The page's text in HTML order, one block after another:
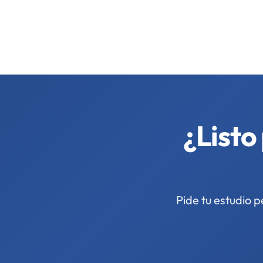
Pide tu estudio